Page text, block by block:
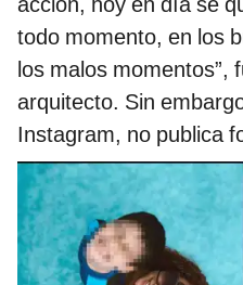
todo momento, en los
los malos momentos”,
arquitecto. Sin
Instagram, no publica